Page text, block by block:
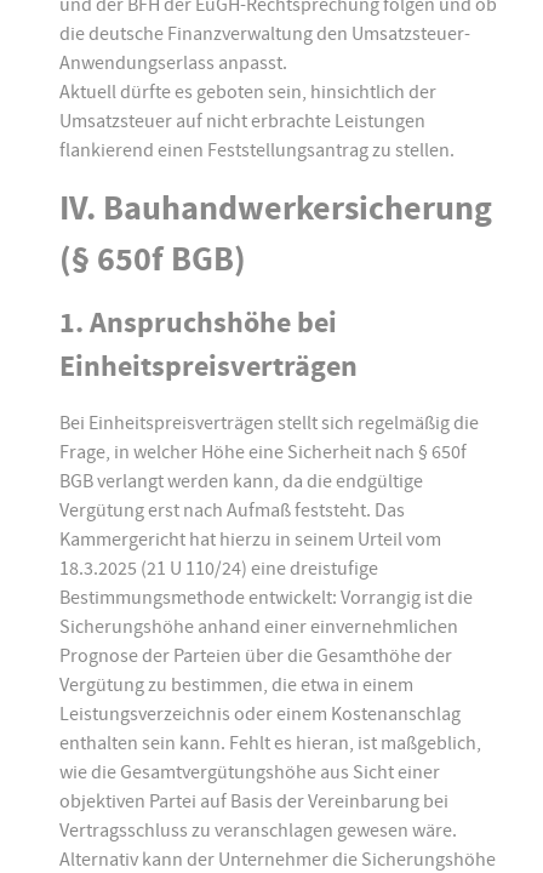
und der BFH der EuGH-Rechtsprechung folgen und ob
die deutsche Finanzverwaltung den Umsatzsteuer-
Anwendungserlass anpasst.
Aktuell dürfte es geboten sein, hinsichtlich der
Umsatzsteuer auf nicht erbrachte Leistungen
flankierend einen Feststellungsantrag zu stellen.
IV. Bauhandwerkersicherung
(§ 650f BGB)
1. Anspruchshöhe bei
Einheitspreisverträgen
Bei Einheitspreisverträgen stellt sich regelmäßig die
Frage, in welcher Höhe eine Sicherheit nach § 650f
BGB verlangt werden kann, da die endgültige
Vergütung erst nach Aufmaß feststeht. Das
Kammergericht hat hierzu in seinem Urteil vom
18.3.2025 (21 U 110/24) eine dreistufige
Bestimmungsmethode entwickelt: Vorrangig ist die
Sicherungshöhe anhand einer einvernehmlichen
Prognose der Parteien über die Gesamthöhe der
Vergütung zu bestimmen, die etwa in einem
Leistungsverzeichnis oder einem Kostenanschlag
enthalten sein kann. Fehlt es hieran, ist maßgeblich,
wie die Gesamtvergütungshöhe aus Sicht einer
objektiven Partei auf Basis der Vereinbarung bei
Vertragsschluss zu veranschlagen gewesen wäre.
Alternativ kann der Unternehmer die Sicherungshöhe